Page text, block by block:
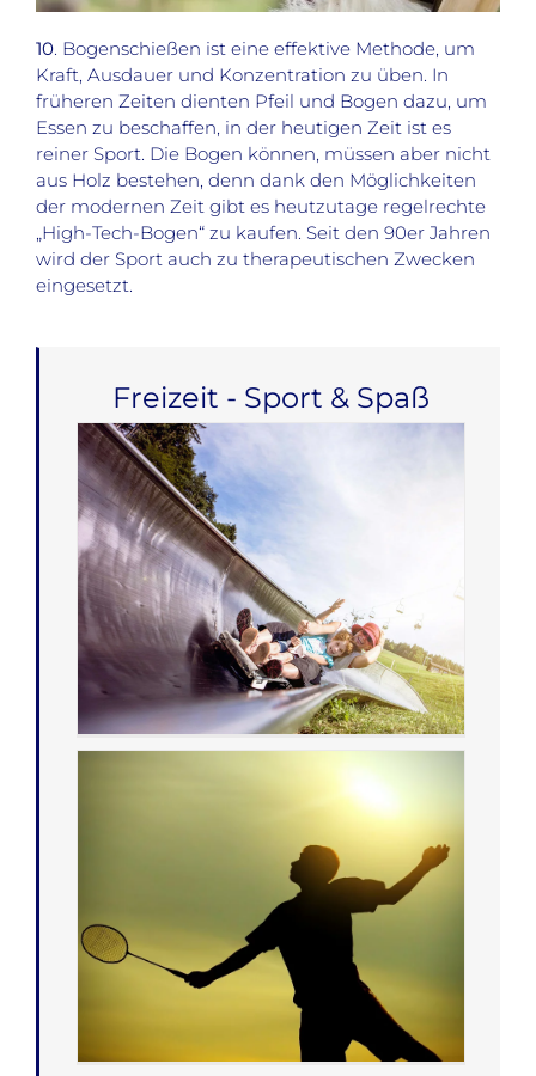
10. Bogenschießen ist eine effektive Methode, um
Kraft, Ausdauer und Konzentration zu üben. In
früheren Zeiten dienten Pfeil und Bogen dazu, um
Essen zu beschaffen, in der heutigen Zeit ist es
reiner Sport. Die Bogen können, müssen aber nicht
aus Holz bestehen, denn dank den Möglichkeiten
der modernen Zeit gibt es heutzutage regelrechte
„High-Tech-Bogen“ zu kaufen. Seit den 90er Jahren
wird der Sport auch zu therapeutischen Zwecken
eingesetzt.
Freizeit - Sport & Spaß